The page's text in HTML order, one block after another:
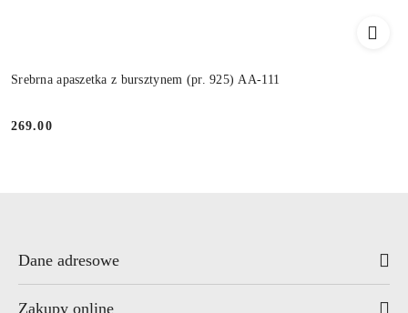
Srebrna apaszetka z bursztynem (pr. 925) AA-111
Cena:
269.00
Dane adresowe
Zakupy online